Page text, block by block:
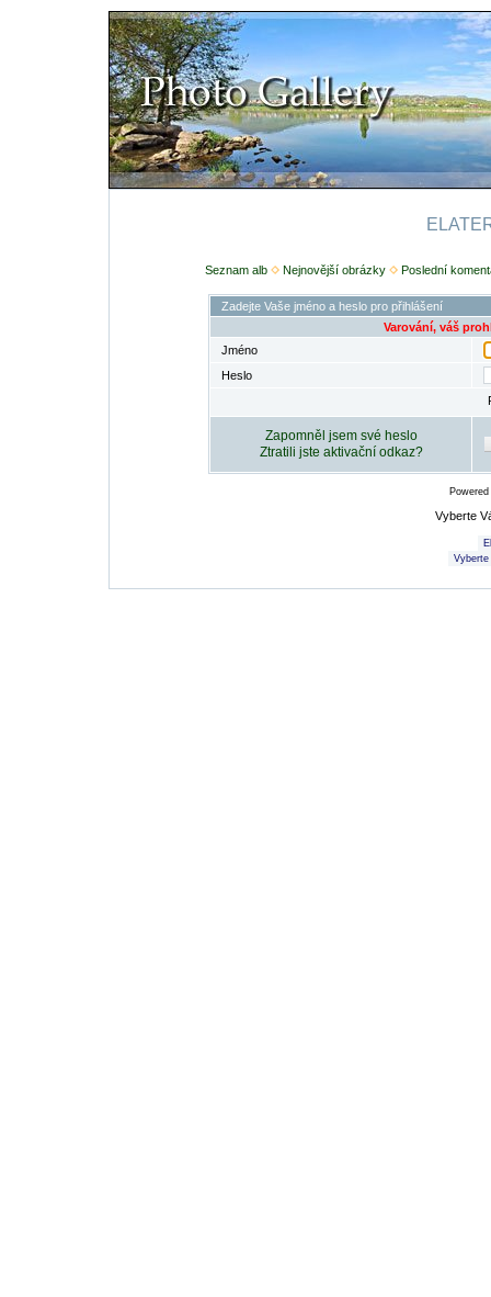
Seznam alb Nejnovější obrázky Poslední
Zadejte Vaše jméno a heslo pro přihlášení
Varování, váš
Jméno
Heslo
Zapomněl jsem své heslo
Ztratili jste aktivační odkaz?
Vyberte